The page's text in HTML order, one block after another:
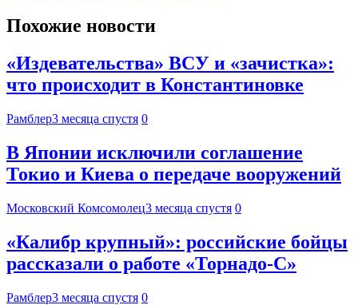
Похожие новости
«Издевательства» ВСУ и «зачистка»:
что происходит в Константиновке
Рамблер3 месяца спустя 0
В Японии исключили соглашение
Токио и Киева о передаче вооружений
Московский Комсомолец3 месяца спустя 0
«Калибр крупный»: российские бойцы
рассказали о работе «Торнадо-С»
Рамблер3 месяца спустя 0